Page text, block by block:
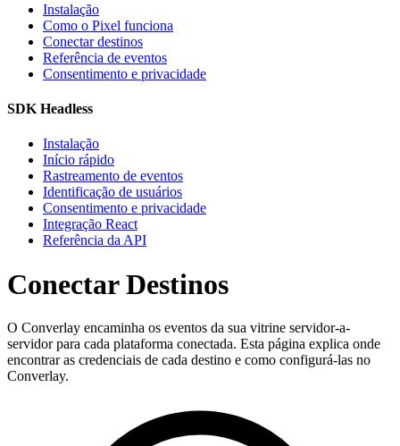
Instalação
Como o Pixel funciona
Conectar destinos
Referência de eventos
Consentimento e privacidade
SDK Headless
Instalação
Início rápido
Rastreamento de eventos
Identificação de usuários
Consentimento e privacidade
Integração React
Referência da API
Conectar Destinos
O Converlay encaminha os eventos da sua vitrine servidor-a-
servidor para cada plataforma conectada. Esta página explica onde
encontrar as credenciais de cada destino e como configurá-las no
Converlay.